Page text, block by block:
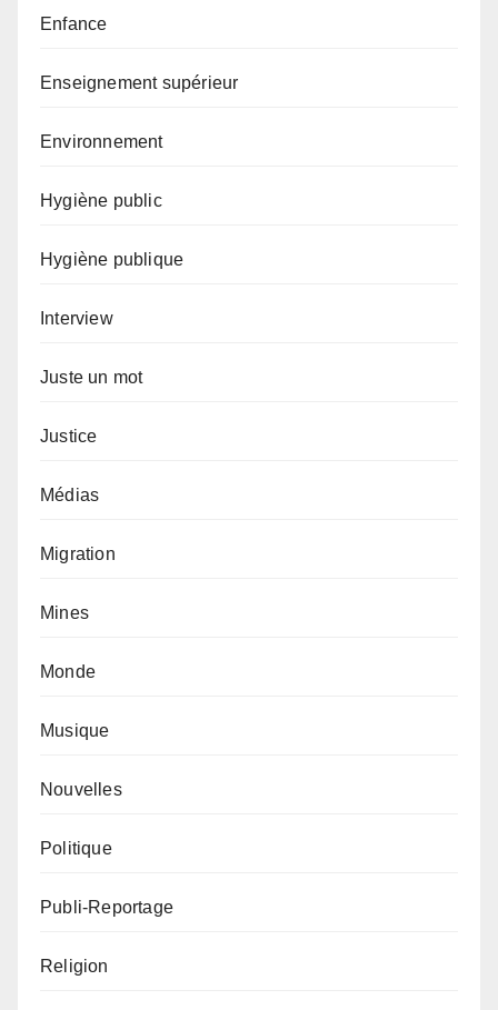
Enfance
Enseignement supérieur
Environnement
Hygiène public
Hygiène publique
Interview
Juste un mot
Justice
Médias
Migration
Mines
Monde
Musique
Nouvelles
Politique
Publi-Reportage
Religion